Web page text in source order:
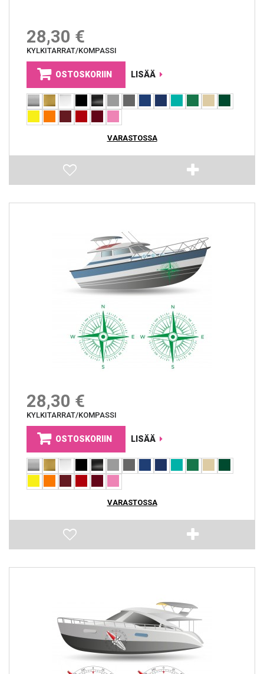
28,30 €
KYLKITARRAT/KOMPASSI
OSTOSKORIIN LISÄÄ
VARASTOSSA
28,30 €
KYLKITARRAT/KOMPASSI
OSTOSKORIIN LISÄÄ
VARASTOSSA